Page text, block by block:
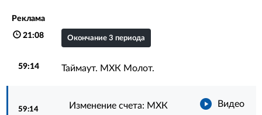
Реклама
21:08 Окончание 3 периода
59:14 Таймаут. МХК Молот.
59:14
Видео
Изменение счета: МХК